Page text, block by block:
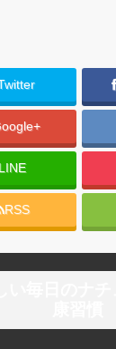
LINE
RSS